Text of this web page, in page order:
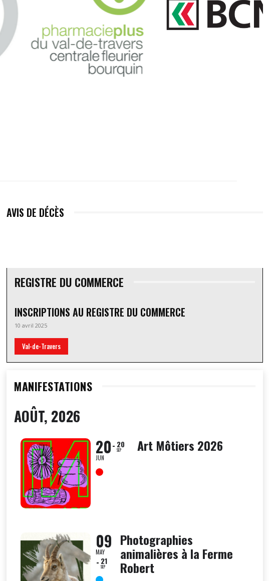
AVIS DE DÉCÈS
REGISTRE DU COMMERCE
INSCRIPTIONS AU REGISTRE DU COMMERCE
10 avril 2025
Val-de-Travers
MANIFESTATIONS
AOÛT, 2026
20
JUN
20
SEP Art Môtiers 2026
09
MAY
21
SEP
Photographies
animalières à la Ferme
Robert